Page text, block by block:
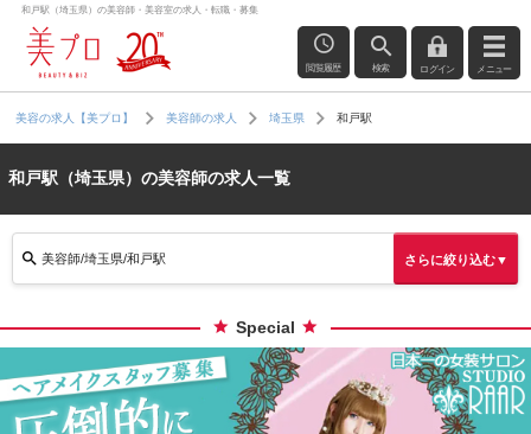
和戸駅（埼玉県）の美容師・美容室の求人・転職・募集
閲覧履歴 検索 ログイン メニュー
美容の求人【美プロ】 美容師の求人 埼玉県 和戸駅
和戸駅（埼玉県）の美容師の求人一覧
美容師/埼玉県/和戸駅 さらに絞り込む▼
Special